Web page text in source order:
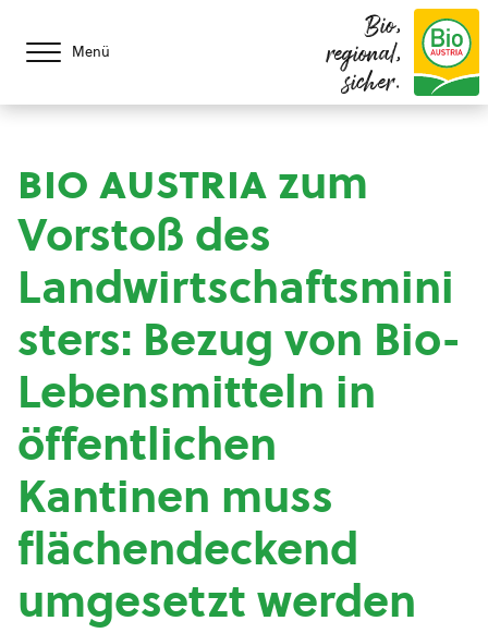
Menü
Bio,
regional,
sicher.
bio austriazum
Vorstoß des
Landwirtschaftsmini
sters: Bezug von Bio-
Lebensmitteln in
öffentlichen
Kantinen muss
flächendeckend
umgesetzt werden